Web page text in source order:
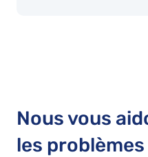
Nous vous
les